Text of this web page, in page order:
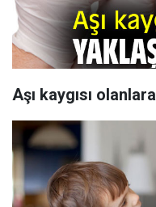
Aşı kaygısı